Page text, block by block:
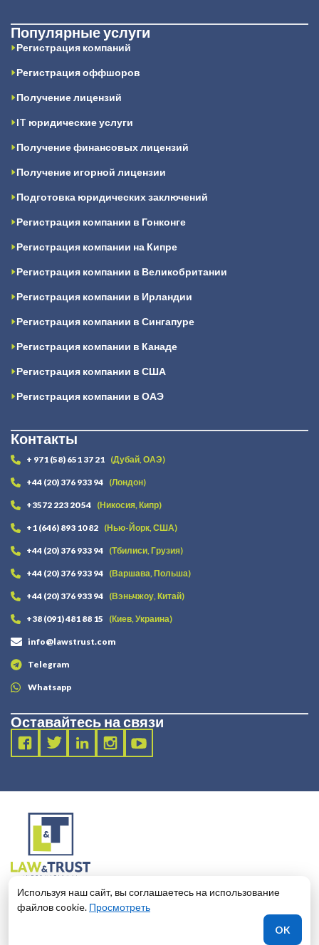
Популярные услуги
Регистрация компаний
Регистрация оффшоров
Получение лицензий
IT юридические услуги
Получение финансовых лицензий
Получение игорной лицензии
Подготовка юридических заключений
Регистрация компании в Гонконге
Регистрация компании на Кипре
Регистрация компании в Великобритании
Регистрация компании в Ирландии
Регистрация компании в Сингапуре
Регистрация компании в Канаде
Регистрация компании в США
Регистрация компании в ОАЭ
Контакты
+ 971 (58) 651 37 21 (Дубай, ОАЭ)
+44 (20) 376 933 94 (Лондон)
+3572 223 20 54 (Никосия, Кипр)
+1 (646) 893 10 82 (Нью-Йорк, США)
+44 (20) 376 933 94 (Тбилиси, Грузия)
+44 (20) 376 933 94 (Варшава, Польша)
+44 (20) 376 933 94 (Вэньчжоу, Китай)
+38 (091) 481 88 15 (Киев, Украина)
info@lawstrust.com
Telegram
Whatsapp
Оставайтесь на связи
2003 - 2025 LANDT LEGAL LLP
124 City Road, London, United Kingdom, EC1V 2NX
Используя наш сайт, вы соглашаетесь на использование
файлов cookie. Просмотреть
OK